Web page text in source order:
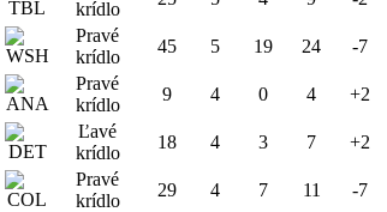
krídlo
Pravé
krídlo
45 5 19 24 -7
Pravé
krídlo
9 4 0 4 +2
Ľavé
krídlo
18 4 3 7 +2
Pravé
krídlo
29 4 7 11 -7